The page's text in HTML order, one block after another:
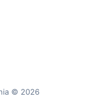
© 2026